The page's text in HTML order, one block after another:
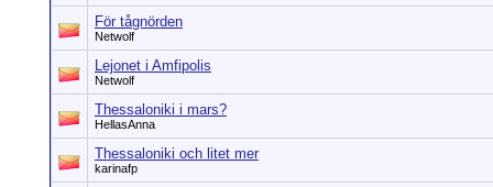
För tågnörden
Netwolf
Lejonet i Amfipolis
Netwolf
Thessaloniki i mars?
HellasAnna
Thessaloniki och litet mer
karinafp